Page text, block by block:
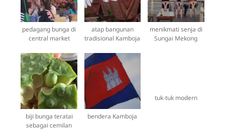
pedagang bunga di
central market
atap bangunan
tradisional Kamboja
menikmati senja di
Sungai Mekong
biji bunga teratai
sebagai cemilan
bendera Kamboja
tuk-tuk modern